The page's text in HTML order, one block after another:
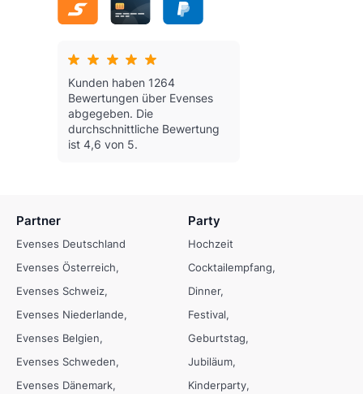
Kunden haben 1264
Bewertungen über Evenses
abgegeben. Die
durchschnittliche Bewertung
ist 4,6 von 5.
Partner
Evenses Deutschland
Evenses Österreich
Evenses Schweiz
Evenses Niederlande
Evenses Belgien
Evenses Schweden
Evenses Dänemark
Party
Hochzeit
Cocktailempfang
Dinner
Festival
Geburtstag
Jubiläum
Kinderparty